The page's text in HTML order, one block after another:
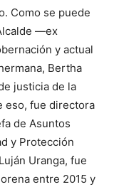
Como se puede
—ex
y actual
Bertha
justicia de la
eso, fue directora
de Asuntos
y Protección
Uranga, fue
entre 2015 y